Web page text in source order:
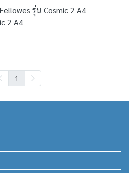
รุ่น Cosmic 2 A4
2 A4
1